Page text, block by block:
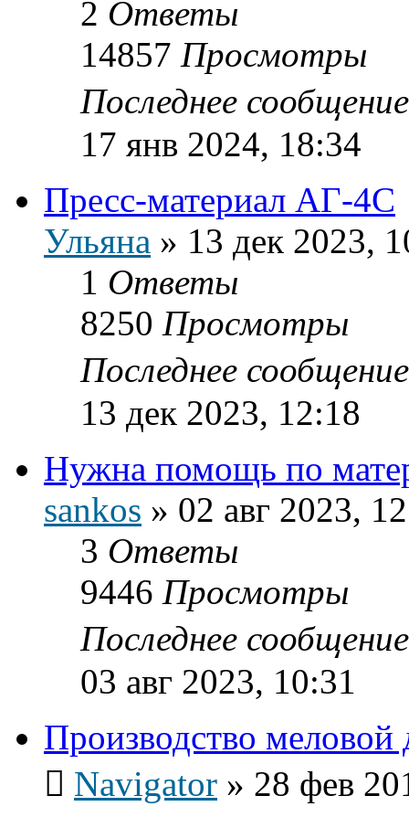
2 Ответы
14857 Просмотры
Последнее
17 янв 2024, 18:34
Пресс-материал АГ-4С
Ульяна » 13 дек 2023,
1 Ответы
8250 Просмотры
Последнее
13 дек 2023, 12:18
Нужна помощь по
sankos » 02 авг 2023,
3 Ответы
9446 Просмотры
Последнее
03 авг 2023, 10:31
Производство
Navigator » 28 фев